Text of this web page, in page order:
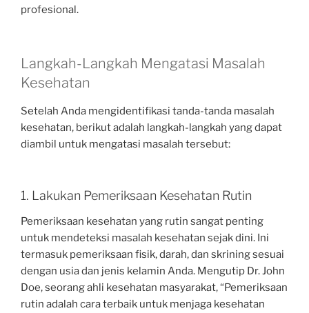
profesional.
Langkah-Langkah Mengatasi Masalah
Kesehatan
Setelah Anda mengidentifikasi tanda-tanda masalah
kesehatan, berikut adalah langkah-langkah yang dapat
diambil untuk mengatasi masalah tersebut:
1. Lakukan Pemeriksaan Kesehatan Rutin
Pemeriksaan kesehatan yang rutin sangat penting
untuk mendeteksi masalah kesehatan sejak dini. Ini
termasuk pemeriksaan fisik, darah, dan skrining sesuai
dengan usia dan jenis kelamin Anda. Mengutip Dr. John
Doe, seorang ahli kesehatan masyarakat, “Pemeriksaan
rutin adalah cara terbaik untuk menjaga kesehatan